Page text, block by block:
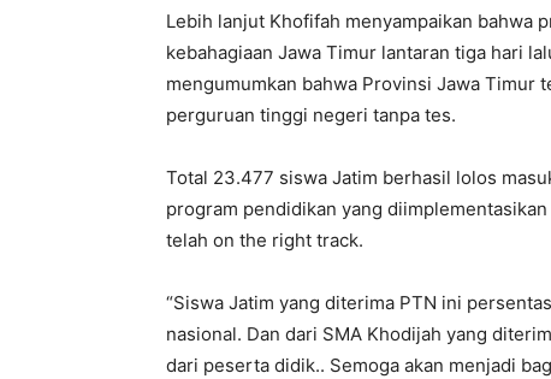
Lebih lanjut Khofifah menyampaikan bahwa
kebahagiaan Jawa Timur lantaran tiga hari
mengumumkan bahwa Provinsi Jawa
perguruan tinggi negeri tanpa tes.
Total 23.477 siswa Jatim berhasil lolos
program pendidikan yang
telah on the right track.
“Siswa Jatim yang diterima PTN ini
nasional. Dan dari SMA Khodijah yang
dari peserta didik.. Semoga akan menjadi